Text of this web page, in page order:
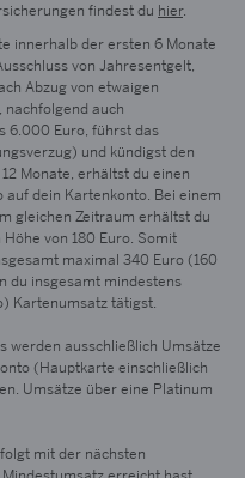
findest du hier.
innerhalb der ersten 6 Monate
von Jahresentgelt,
Abzug von etwaigen
auch
6.000 Euro, führst das
und kündigst den
Monate, erhältst du einen
auf dein Kartenkonto. Bei einem
gleichen Zeitraum erhältst du
von 180 Euro. Somit
maximal 340 Euro (160
du insgesamt mindestens
Kartenumsatz tätigst.
werden ausschließlich Umsätze
(Hauptkarte einschließlich
Umsätze über eine Platinum
mit der nächsten